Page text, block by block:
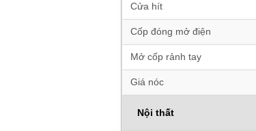
Cửa hít
Cốp đóng mở điện
Mở cốp rảnh tay
Giá nóc
Nội thất